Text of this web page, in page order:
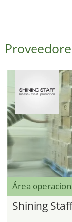
Área
Shining Staff